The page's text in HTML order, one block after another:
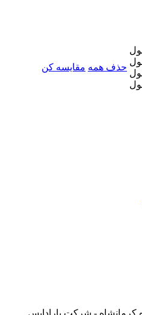
حذف همه مقایسه کن